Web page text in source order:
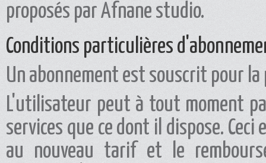
proposés par Afnane studio.
Conditions particulières
Un abonnement est souscrit pour
L'utilisateur peut à tout moment
services que ce dont il dispose.
au nouveau tarif et le